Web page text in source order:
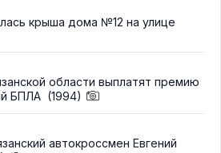
крыша дома №12 на улице
области выплатят премию
БПЛА (1994)
автокроссмен Евгений